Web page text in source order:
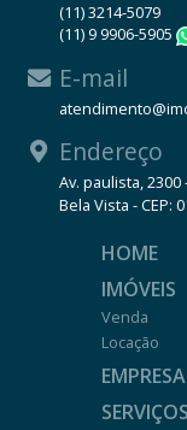
(11) 3214-5079
(11) 9 9906-5905
E-mail
Endereço
Av. paulista, 2300
Bela Vista - CEP:
HOME
IMÓVEIS
Venda
Locação
EMPRESA
SERVIÇOS